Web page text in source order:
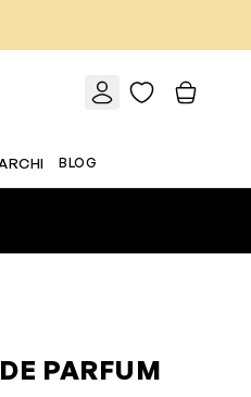
BLOG
PARFUM